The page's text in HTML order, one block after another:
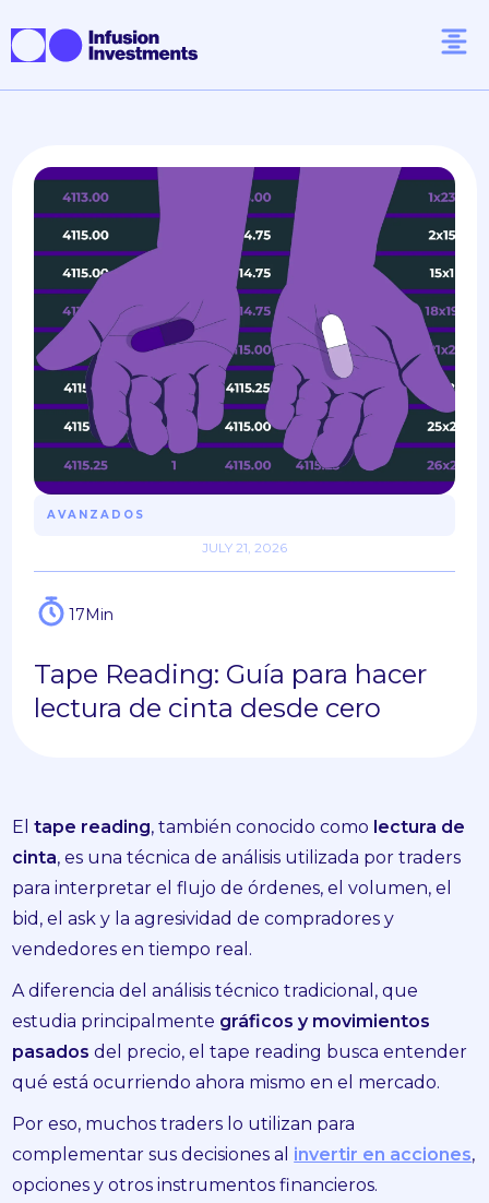
AVANZADOS
JULY 21, 2026
17Min
Tape Reading: Guía para hacer
lectura de cinta desde cero
Eltape reading, también conocido como lectura de
cinta, es una técnica de análisis utilizada por traders
para interpretar el flujo de órdenes, el volumen, el
bid, el ask y la agresividad de compradores y
vendedores en tiempo real.
A diferencia del análisis técnico tradicional, que
estudia principalmente gráficos y movimientos
pasados del precio, el tape reading busca entender
qué está ocurriendo ahora mismo en el mercado.
Por eso, muchos traders lo utilizan para
complementar sus decisiones al invertir en acciones,
opciones y otros instrumentos financieros.